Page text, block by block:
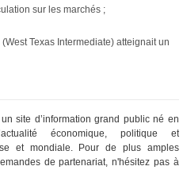
sur les marchés ;
Texas Intermediate) atteignait un
site d’information grand public né en
économique, politique et
et mondiale. Pour de plus amples
de partenariat, n'hésitez pas à